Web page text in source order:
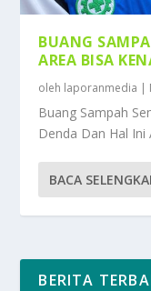
BUANG
AREA BISA
oleh laporanmedia |
Buang Sampah
Denda Dan Hal Ini
BACA
BERITA